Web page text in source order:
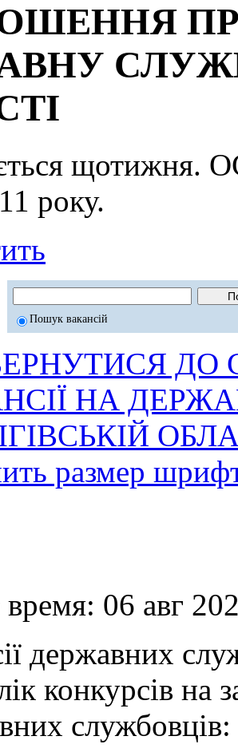
року.
Пошук вакансій
ДО
НА
размер
06 авг
державних
конкурсів на
службовців: